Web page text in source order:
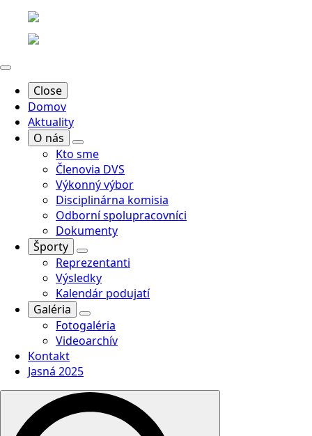
Close
Domov
Aktuality
O nás
Kto sme
Členovia DVS
Výkonný výbor
Disciplinárna komisia
Odborní spolupracovníci
Dokumenty
Športy
Reprezentanti
Výsledky
Kalendár podujatí
Galéria
Fotogaléria
Videoarchív
Kontakt
Jasná 2025